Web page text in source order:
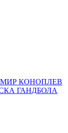
КОНОПЛЕВ
ГАНДБОЛА